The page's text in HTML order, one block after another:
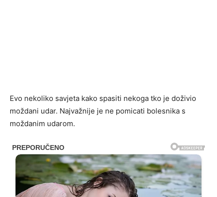
Evo nekoliko savjeta kako spasiti nekoga tko je doživio
moždani udar. Najvažnije je ne pomicati bolesnika s
moždanim udarom.